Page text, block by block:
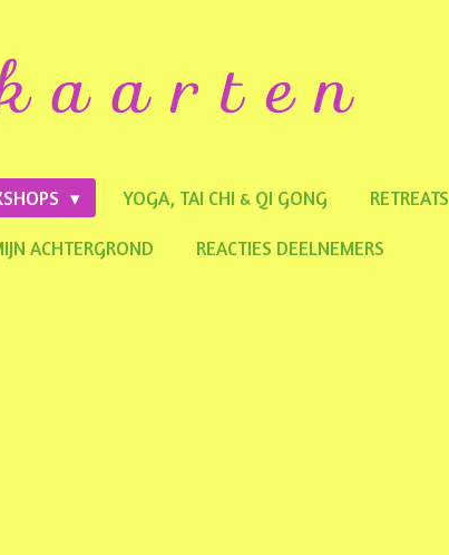
a a r t e n
YOGA, TAI CHI & QI GONG RETREATS
ACHTERGROND REACTIES DEELNEMERS